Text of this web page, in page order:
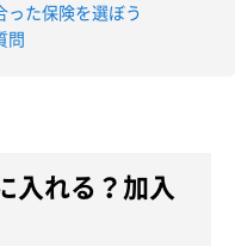
った保険を選ぼう
問
入れる？加入